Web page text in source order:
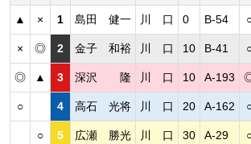
▲ × 1 島田 健一 川 口 0 B-54
× ◎ 2 金子 和裕 川 口 10 B-41
◎ ▲ 3 深沢 隆 川 口 10 A-193
○ 4 高石 光将 川 口 20 A-162
○ 5 広瀬 勝光 川 口 30 A-29